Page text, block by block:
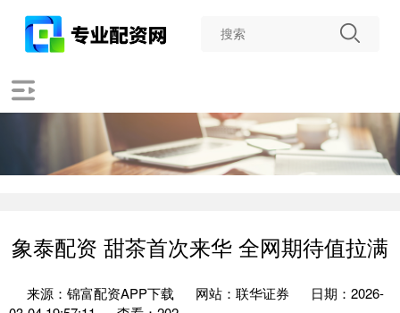
象泰配资 甜茶首次来华 全网期待值拉满
来源：锦富配资APP下载 网站：联华证券
日期：2026-